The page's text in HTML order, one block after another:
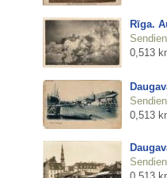
Rīga.
0,513
0,513